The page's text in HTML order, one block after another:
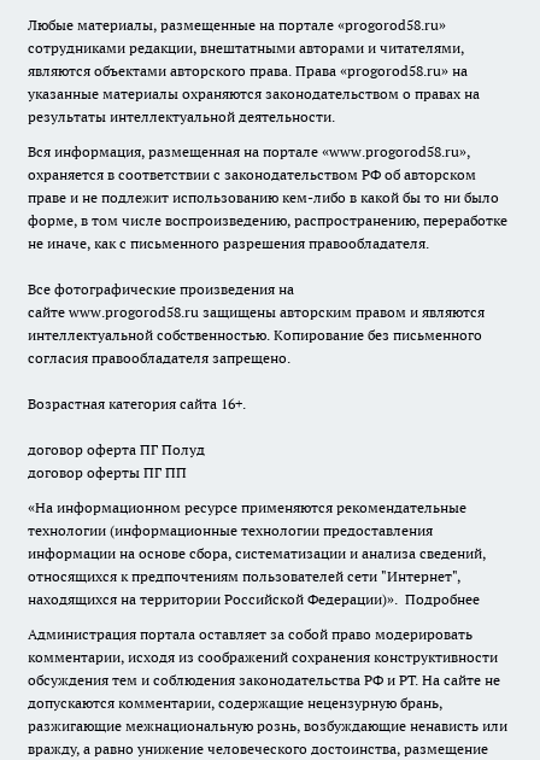
Любые материалы, размещенные на портале «progorod58.ru»
сотрудниками редакции, внештатными авторами и читателями,
являются объектами авторского права. Права «progorod58.ru» на
указанные материалы охраняются законодательством о правах на
результаты интеллектуальной деятельности.
Вся информация, размещенная на портале «www.progorod58.ru»,
охраняется в соответствии с законодательством РФ об авторском
праве и не подлежит использованию кем-либо в какой бы то ни было
форме, в том числе воспроизведению, распространению, переработке
не иначе, как с письменного разрешения правообладателя.
Все фотографические произведения на
сайте www.progorod58.ru защищены авторским правом и являются
интеллектуальной собственностью. Копирование без письменного
согласия правообладателя запрещено.
Возрастная категория сайта 16+.
договор оферта ПГ Полуд
договор оферты ПГ ПП
«На информационном ресурсе применяются рекомендательные
технологии (информационные технологии предоставления
информации на основе сбора, систематизации и анализа сведений,
относящихся к предпочтениям пользователей сети "Интернет",
находящихся на территории Российской Федерации)». Подробнее
Администрация портала оставляет за собой право модерировать
комментарии, исходя из соображений сохранения конструктивности
обсуждения тем и соблюдения законодательства РФ и РТ. На сайте не
допускаются комментарии, содержащие нецензурную брань,
разжигающие межнациональную рознь, возбуждающие ненависть или
вражду, а равно унижение человеческого достоинства, размещение